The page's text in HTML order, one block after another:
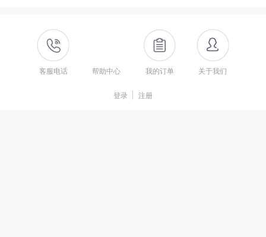
客服电话 帮助中心 我的订单 关于我们
登录 注册
大清真寺 Grande Mosquee
丹吉尔麦地那最重要的古建筑之一，17世纪时由苏丹穆莱·
伊斯梅尔下令在原葡萄牙教堂的遗址上修建。不过清真寺只
对信徒开放，旅行者只能在墙外欣赏精致的寺门及尖塔。